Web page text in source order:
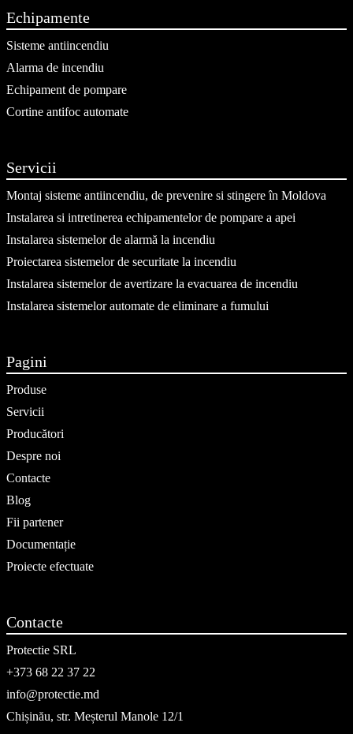
Echipamente
Sisteme antiincendiu
Alarma de incendiu
Echipament de pompare
Cortine antifoc automate
Servicii
Montaj sisteme antiincendiu, de prevenire si stingere în Moldova
Instalarea si intretinerea echipamentelor de pompare a apei
Instalarea sistemelor de alarmă la incendiu
Proiectarea sistemelor de securitate la incendiu
Instalarea sistemelor de avertizare la evacuarea de incendiu
Instalarea sistemelor automate de eliminare a fumului
Pagini
Produse
Servicii
Producători
Despre noi
Contacte
Blog
Fii partener
Documentație
Proiecte efectuate
Contacte
Protectie SRL
+373 68 22 37 22
info@protectie.md
Chișinău, str. Meșterul Manole 12/1